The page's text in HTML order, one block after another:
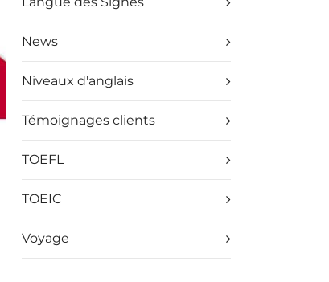
News
Niveaux d'anglais
Témoignages clients
TOEFL
TOEIC
Voyage